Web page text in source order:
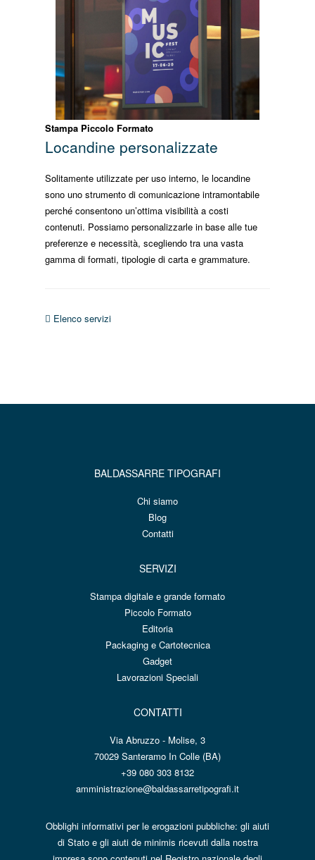
Stampa Piccolo Formato
Locandine personalizzate
Solitamente utilizzate per uso interno, le locandine
sono uno strumento di comunicazione intramontabile
perché consentono un’ottima visibilità a costi
contenuti. Possiamo personalizzarle in base alle tue
preferenze e necessità, scegliendo tra una vasta
gamma di formati, tipologie di carta e grammature.
Elenco servizi
BALDASSARRE TIPOGRAFI
Chi siamo
Blog
Contatti
SERVIZI
Stampa digitale e grande formato
Piccolo Formato
Editoria
Packaging e Cartotecnica
Gadget
Lavorazioni Speciali
CONTATTI
Via Abruzzo - Molise, 3
70029 Santeramo In Colle (BA)
+39 080 303 8132
amministrazione@baldassarretipografi.it
Obblighi informativi per le erogazioni pubbliche: gli aiuti
di Stato e gli aiuti de minimis ricevuti dalla nostra